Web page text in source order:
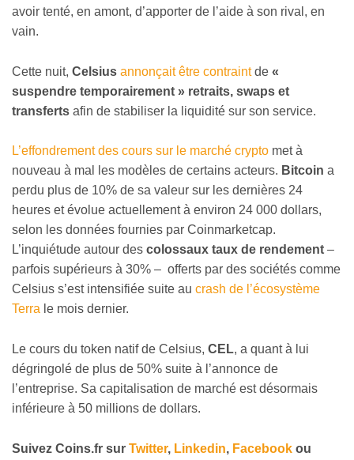
avoir tenté, en amont, d’apporter de l’aide à son rival, en
vain.
Cette nuit, Celsius annonçait être contraintde «
suspendre temporairement » retraits, swaps et
transferts afin de stabiliser la liquidité sur son service.
L’effondrement des cours sur le marché crypto met à
nouveau à mal les modèles de certains acteurs. Bitcoin a
perdu plus de 10% de sa valeur sur les dernières 24
heures et évolue actuellement à environ 24 000 dollars,
selon les données fournies par Coinmarketcap.
L’inquiétude autour des colossaux taux de rendement –
parfois supérieurs à 30% – offerts par des sociétés comme
Celsius s’est intensifiée suite au crash de l’écosystème
Terra le mois dernier.
Le cours du token natif de Celsius, CEL, a quant à lui
dégringolé de plus de 50% suite à l’annonce de
l’entreprise. Sa capitalisation de marché est désormais
inférieure à 50 millions de dollars.
Suivez Coins.fr sur Twitter, Linkedin, Facebook ou